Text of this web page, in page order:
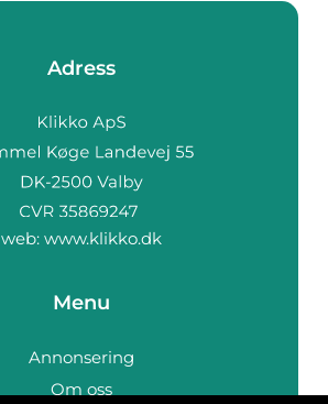
Adress
web: www.klikko.dk
Menu
Annonsering
Om oss